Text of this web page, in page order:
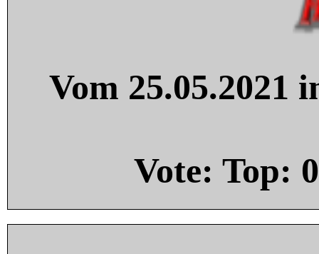
Vom 25.05.2021
Vote: Top: 0